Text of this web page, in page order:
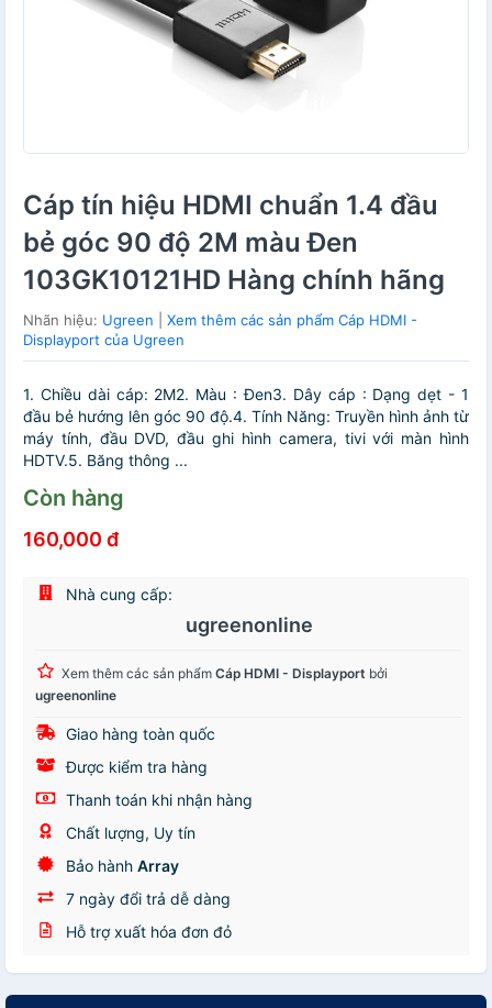
Cáp tín hiệu HDMI chuẩn 1.4 đầu
bẻ góc 90 độ 2M màu Đen
103GK10121HD Hàng chính hãng
Nhãn hiệu: Ugreen
Xem thêm các sản phẩm Cáp HDMI -
Displayport của Ugreen
1. Chiều dài cáp: 2M2. Màu : Đen3. Dây cáp : Dạng dẹt - 1
đầu bẻ hướng lên góc 90 độ.4. Tính Năng: Truyền hình ảnh từ
máy tính, đầu DVD, đầu ghi hình camera, tivi với màn hình
HDTV.5. Băng thông ...
Còn hàng
160,000 đ
Nhà cung cấp:
ugreenonline
Xem thêm các sản phẩm Cáp HDMI - Displayport bởi
ugreenonline
Giao hàng toàn quốc
Được kiểm tra hàng
Thanh toán khi nhận hàng
Chất lượng, Uy tín
Bảo hành Array
7 ngày đổi trả dễ dàng
Hỗ trợ xuất hóa đơn đỏ